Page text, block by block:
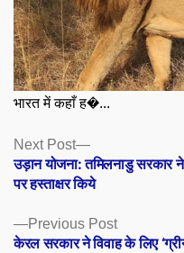
भारत में कहाँ ह�...
Posts
navigation
Previous PostPrevious
post:
केरल सरकार ने विवाह के लिए
Next Post
Next
post:
उड़ान योजना: तमिलनाडु सरकार
पर हस्ताक्षर किये